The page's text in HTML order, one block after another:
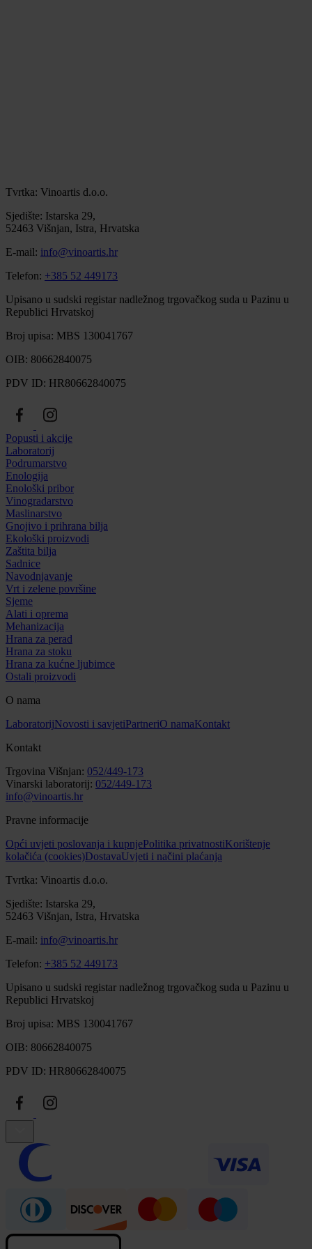
Tvrtka: Vinoartis d.o.o.
Sjedište: Istarska 29,
52463 Višnjan, Istra, Hrvatska
E-mail: info@vinoartis.hr
Telefon: +385 52 449173
Upisano u sudski registar nadležnog trgovačkog suda u Pazinu u
Republici Hrvatskoj
Broj upisa: MBS 130041767
OIB: 80662840075
PDV ID: HR80662840075
Popusti i akcije
Laboratorij
Podrumarstvo
Enologija
Enološki pribor
Vinogradarstvo
Maslinarstvo
Gnojivo i prihrana bilja
Ekološki proizvodi
Zaštita bilja
Sadnice
Navodnjavanje
Vrt i zelene površine
Sjeme
Alati i oprema
Mehanizacija
Hrana za perad
Hrana za stoku
Hrana za kućne ljubimce
Ostali proizvodi
O nama
LaboratorijNovosti i savjetiPartneriO namaKontakt
Kontakt
Trgovina Višnjan: 052/449-173
Vinarski laboratorij: 052/449-173
info@vinoartis.hr
Pravne informacije
Opći uvjeti poslovanja i kupnjePolitika privatnostiKorištenje
kolačića (cookies)DostavaUvjeti i načini plaćanja
Tvrtka: Vinoartis d.o.o.
Sjedište: Istarska 29,
52463 Višnjan, Istra, Hrvatska
E-mail: info@vinoartis.hr
Telefon: +385 52 449173
Upisano u sudski registar nadležnog trgovačkog suda u Pazinu u
Republici Hrvatskoj
Broj upisa: MBS 130041767
OIB: 80662840075
PDV ID: HR80662840075